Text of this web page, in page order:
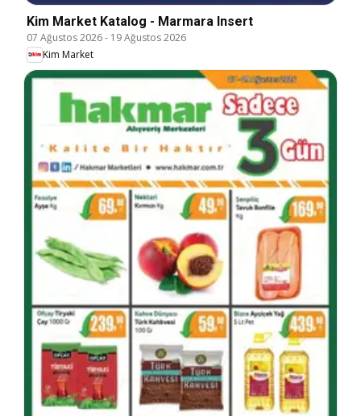
Kim Market Katalog - Marmara Insert
07 Ağustos 2026- 19 Ağustos 2026
Kim Market